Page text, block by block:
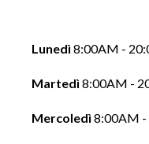
Lunedì 8:00AM -
Martedì 8:00AM -
Mercoledì 8:00AM